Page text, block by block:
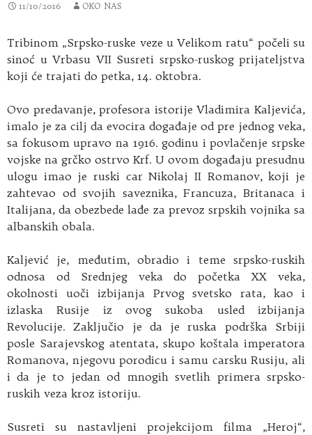
11/10/2016 OKO NAS
Tribinom „Srpsko-ruske veze u Velikom ratu“ počeli su
sinoć u Vrbasu VII Susreti srpsko-ruskog prijateljstva
koji će trajati do petka, 14. oktobra.
Ovo predavanje, profesora istorije Vladimira Kaljevića,
imalo je za cilj da evocira događaje od pre jednog veka,
sa fokusom upravo na 1916. godinu i povlačenje srpske
vojske na grčko ostrvo Krf. U ovom događaju presudnu
ulogu imao je ruski car Nikolaj II Romanov, koji je
zahtevao od svojih saveznika, Francuza, Britanaca i
Italijana, da obezbede lađe za prevoz srpskih vojnika sa
albanskih obala.
Kaljević je, međutim, obradio i teme srpsko-ruskih
odnosa od Srednjeg veka do početka XX veka,
okolnosti uoči izbijanja Prvog svetsko rata, kao i
izlaska Rusije iz ovog sukoba usled izbijanja
Revolucije. Zaključio je da je ruska podrška Srbiji
posle Sarajevskog atentata, skupo koštala imperatora
Romanova, njegovu porodicu i samu carsku Rusiju, ali
i da je to jedan od mnogih svetlih primera srpsko-
ruskih veza kroz istoriju.
Susreti su nastavljeni projekcijom filma „Heroj“,